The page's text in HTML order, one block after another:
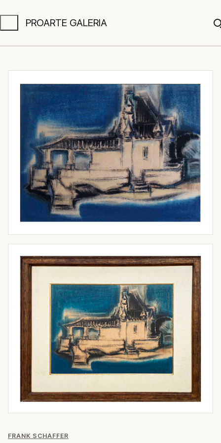
PROARTE GALERIA
FRANK SCHAFFER